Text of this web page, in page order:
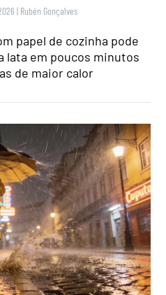
| Rubén Gonçalves
papel de cozinha pode
lata em poucos minutos
de maior calor